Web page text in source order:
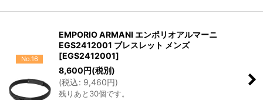
No.16
EMPORIO ARMANI エンポリオアルマーニ
EGS2412001 ブレスレット メンズ
[EGS2412001]
8,600 円(税別)
(税込: 9,460円)
残りあと30個です。